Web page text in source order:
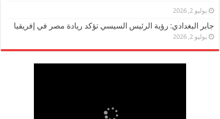
يوليو 2, 2026
جابر البغدادي: رؤية الرئيس السيسي تؤكد ريادة مصر في إفريقيا
يوليو 2, 2026